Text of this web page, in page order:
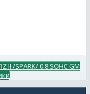
II /SPARK/ 0.8 SOHC GM